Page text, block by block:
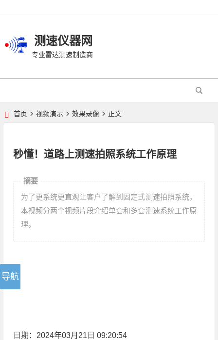
测速仪器网
专业雷达测速制造商
首页 视频演示 效果录像 正文
秒懂！道路上测速拍照系统工作原理
摘要
为了更系统更直观让客户了解到固定式测速拍照系统，
本视频分两个视频片段介绍单套和多套测速系统工作原
理。
日期：2024年03月21日 09:20:54